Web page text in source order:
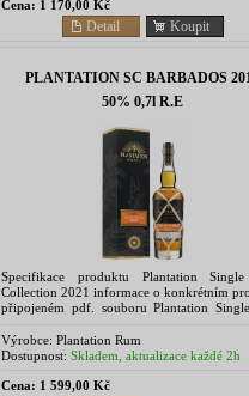
Cena: 1 170,00 Kč
Koupit
Detail
PLANTATION SC BARBADOS
50% 0,7l R.E
Specifikace produktu Plantation
Collection 2021 informace o konkrétním
připojeném pdf. souboru Plantation
Couture...
Výrobce: Plantation Rum
Dostupnost: Skladem, aktualizace každé 2h
Cena: 1 599,00 Kč